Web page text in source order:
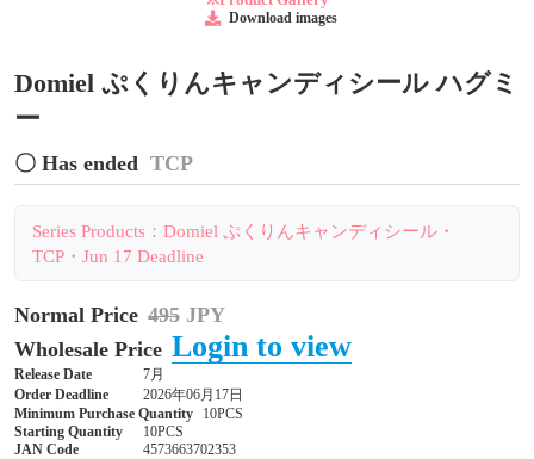
Download images
Domiel ぷくりんキャンディシール ハグミ
ー
〇 Has ended TCP
Series Products：Domiel ぷくりんキャンディシール・
TCP・Jun 17 Deadline
Normal Price 495 JPY
Wholesale Price Login to view
Release Date
7月
Order Deadline
2026年06月17日
Minimum Purchase Quantity
10PCS
Starting Quantity
10PCS
JAN Code
4573663702353